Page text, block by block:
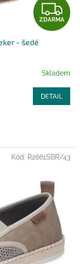
Z
D
R
M
A
ZDARMA
- šedé
Skladem
DETAIL
Kód: R2661SBR/43